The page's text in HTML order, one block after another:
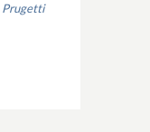
Prugetti